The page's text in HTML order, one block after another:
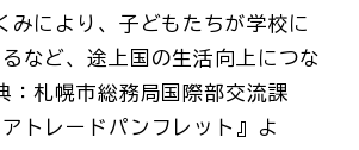
みにより、子どもたちが学校に
など、途上国の生活向上につな
：札幌市総務局国際部交流課
アトレードパンフレット』よ